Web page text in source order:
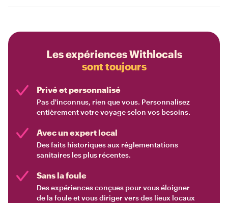
Les expériences Withlocals
sont toujours
Privé et personnalisé
Pas d'inconnus, rien que vous. Personnalisez
entièrement votre voyage selon vos besoins.
Avec un expert local
Des faits historiques aux réglementations
sanitaires les plus récentes.
Sans la foule
Des expériences conçues pour vous éloigner
de la foule et vous diriger vers des lieux locaux